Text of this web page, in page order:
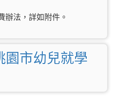
辦法，詳如附件。
園市幼兒就學